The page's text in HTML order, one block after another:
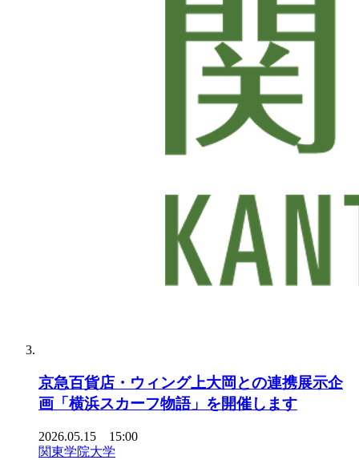
京急百貨店・ウィング上大岡との連携展示企
画「横浜スカーフ物語」を開催します
2026.05.15 15:00
関東学院大学